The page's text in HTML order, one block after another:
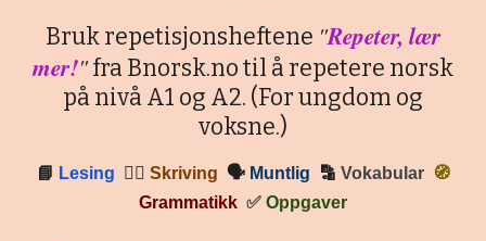
Bruk repetisjonsheftene "Repeter, lær
mer!"fra Bnorsk.no til å repetere norsk
på nivå A1 og A2. (For ungdom og
voksne.)
📘 Lesing ✍🏼 Skriving 🗣 Muntlig 🔡 Vokabular
🧭
Grammatikk ✅ Oppgaver